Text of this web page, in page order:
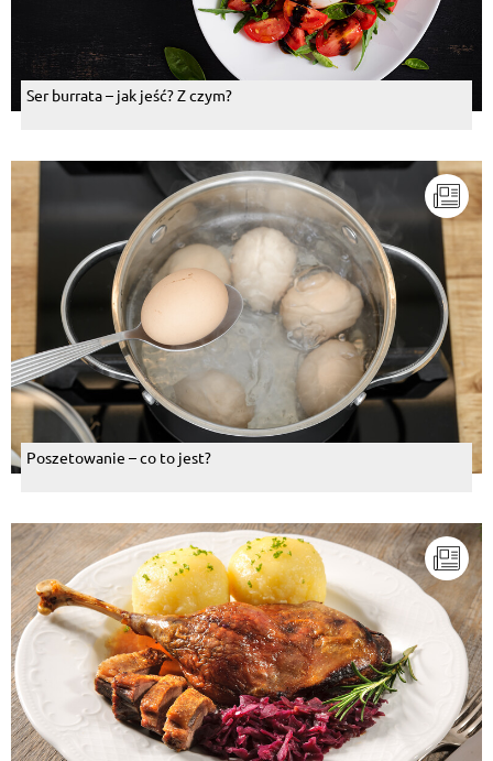
Ser burrata – jak jeść? Z czym?
Poszetowanie – co to jest?